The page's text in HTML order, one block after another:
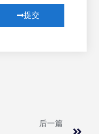
提交
后一篇